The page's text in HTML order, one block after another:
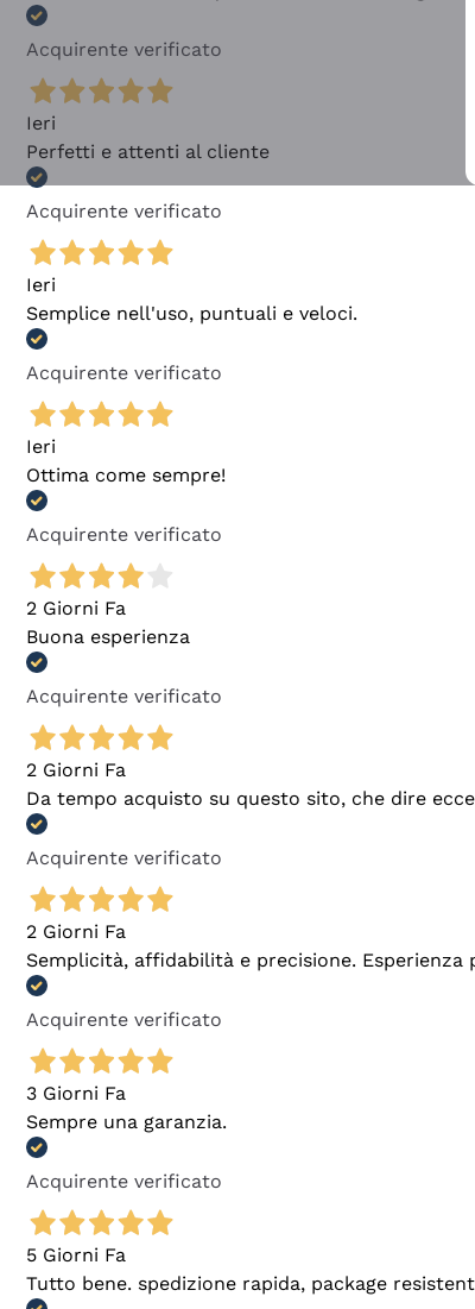
Acquirente verificato
Ieri
Perfetti e attenti al cliente
Acquirente verificato
Ieri
Semplice nell'uso, puntuali e veloci.
Acquirente verificato
Ieri
Ottima come sempre!
Acquirente verificato
2 Giorni Fa
Buona esperienza
Acquirente verificato
2 Giorni Fa
Da tempo acquisto su questo sito, che dire
Acquirente verificato
2 Giorni Fa
Semplicità, affidabilità e precisione. Esperienza
Acquirente verificato
3 Giorni Fa
Sempre una garanzia.
Acquirente verificato
5 Giorni Fa
Tutto bene. spedizione rapida, package